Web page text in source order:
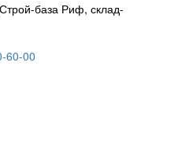
база Риф, склад-
60-00